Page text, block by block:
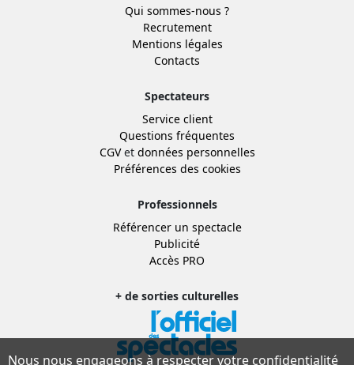
Qui sommes-nous ?
Recrutement
Mentions légales
Contacts
Spectateurs
Service client
Questions fréquentes
CGVet données personnelles
Préférences des cookies
Professionnels
Référencer un spectacle
Publicité
Accès PRO
+ de sorties culturelles
Nous nous engageons à respecter votre confidentialité